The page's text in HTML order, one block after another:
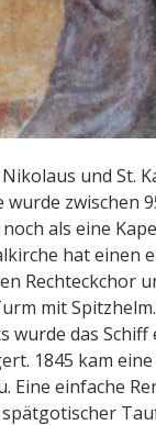
und St.
wurde zwischen
als eine
hat einen
Rechteckchor
mit
wurde das
1845 kam
Eine einfache